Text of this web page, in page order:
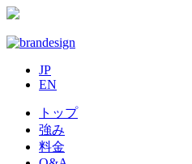
JP
EN
トップ
強み
料金